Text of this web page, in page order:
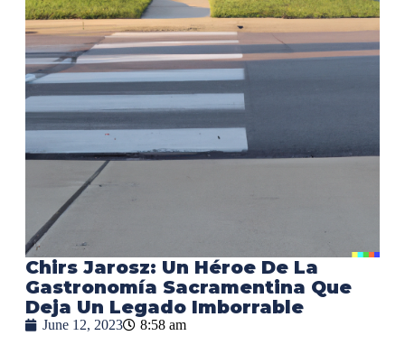
Chirs Jarosz: Un Héroe De La
Gastronomía Sacramentina Que
Deja Un Legado Imborrable
June 12, 2023 8:58 am